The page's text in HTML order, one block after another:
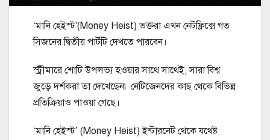
‘মানি হেইস্ট'(Money Heist) ভক্তরা এখন নেটফ্লিক্সে গত
সিজনের দ্বিতীয় পার্টটি দেখতে পারবেন।
স্ট্রীমারে শোটি উপলভ্য হওয়ার সাথে সাথেই, সারা বিশ্ব
জুড়ে দর্শকরা তা দেখেছেন৷ নেটিজেনদের কাছ থেকে বিভিন্ন
প্রতিক্রিয়াও পাওয়া গেছে।
‘মানি হেইস্ট’ (Money Heist) ইন্টারনেট থেকে যথেষ্ট